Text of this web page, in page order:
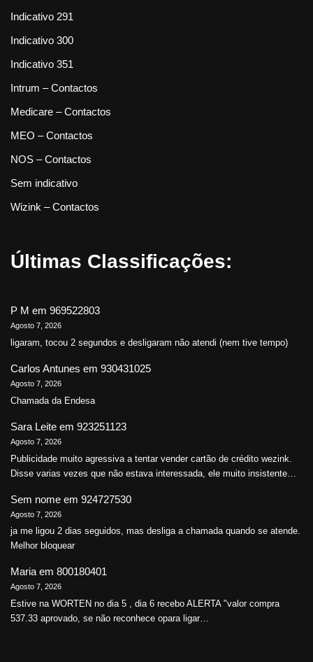
Indicativo 291
Indicativo 300
Indicativo 351
Intrum – Contactos
Medicare – Contactos
MEO – Contactos
NOS – Contactos
Sem indicativo
Wizink – Contactos
Últimas Classificações:
P M em 969522803
Agosto 7, 2026
ligaram, tocou 2 segundos e desligaram não atendi (nem tive tempo)
Carlos Antunes em 930431025
Agosto 7, 2026
Chamada da Endesa
Sara Leite em 923251123
Agosto 7, 2026
Publicidade muito agressiva a tentar vender cartão de crédito wezink.
Disse varias vezes que não estava interessada, ele muito insistente…
Sem nome em 924727530
Agosto 7, 2026
ja me ligou 2 dias seguidos, mas desliga a chamada quando se atende.
Melhor bloquear
Maria em 800180401
Agosto 7, 2026
Estive na WORTEN no dia 5 , dia 6 recebo ALERTA "valor compra
537.33 aprovado, se não reconhece opara ligar…